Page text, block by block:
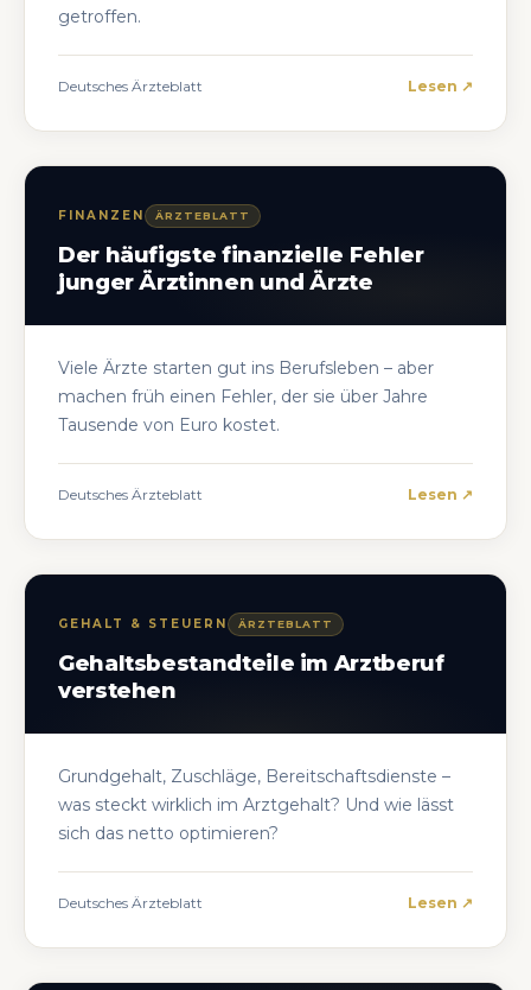
getroffen.
Deutsches Ärzteblatt Lesen ↗
FINANZEN ÄRZTEBLATT
Der häufigste finanzielle Fehler
junger Ärztinnen und Ärzte
Viele Ärzte starten gut ins Berufsleben – aber
machen früh einen Fehler, der sie über Jahre
Tausende von Euro kostet.
Deutsches Ärzteblatt Lesen ↗
GEHALT & STEUERN ÄRZTEBLATT
Gehaltsbestandteile im Arztberuf
verstehen
Grundgehalt, Zuschläge, Bereitschaftsdienste –
was steckt wirklich im Arztgehalt? Und wie lässt
sich das netto optimieren?
Deutsches Ärzteblatt Lesen ↗